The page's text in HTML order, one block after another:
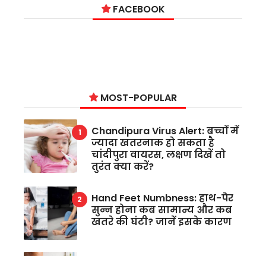
FACEBOOK
MOST-POPULAR
Chandipura Virus Alert: बच्चों में
ज्यादा खतरनाक हो सकता है
चांदीपुरा वायरस, लक्षण दिखें तो
तुरंत क्या करें?
Hand Feet Numbness: हाथ-पैर
सुन्न होना कब सामान्य और कब
खतरे की घंटी? जानें इसके कारण